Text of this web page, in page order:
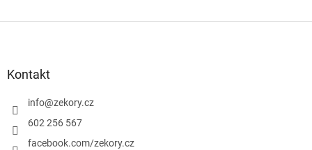
Kontakt
info@zekory.cz
602 256 567
facebook.com/zekory.cz